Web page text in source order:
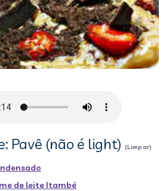
Pavê (não é light) (Limpar)
de leite Itambé